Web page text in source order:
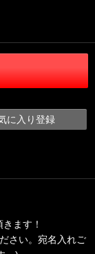
に入り登録
ます！
さい。宛名入れご